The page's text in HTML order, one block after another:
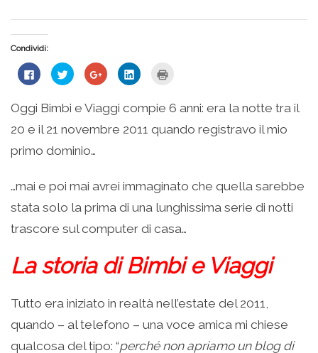
Condividi:
Fai
clic
su
Facebook
(Si
apre
una
nuova
Fai
clic
condividere
su
(Si
in
una
Fai
clic
condividere
su
(Si
Fai
clic
condividere
su
(Si
stampare
(Si
apre
in
Oggi Bimbi e Viaggi compie 6 anni: era la notte tra il
20 e il 21 novembre 2011 quando registravo il mio
primo dominio…
…mai e poi mai avrei immaginato che quella sarebbe
stata solo la prima di una lunghissima serie di notti
trascore sul computer di casa…
La storia di Bimbi e Viaggi
Tutto era iniziato in realtà nell’estate del 2011,
quando – al telefono – una voce amica mi chiese
qualcosa del tipo: “perché non apriamo un blog di